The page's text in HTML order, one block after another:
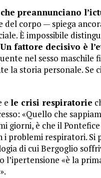
preannunciano
del corpo — spiega
È impossibile
Un fattore decisivo è
nel sesso maschile
la storia personale. Se
e le crisi respiratorie
«Quello che
giorni, è che il
i problemi respiratori.
di cui Bergoglio
«è la